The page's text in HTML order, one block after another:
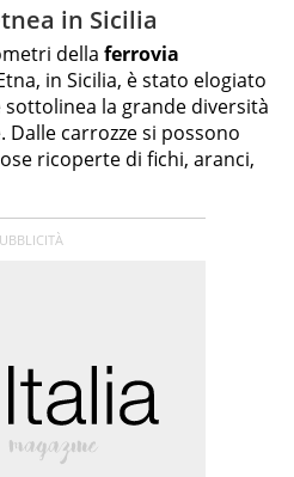
in Sicilia
della ferrovia
in Sicilia, è stato elogiato
la grande diversità
Dalle carrozze si possono
ricoperte di fichi, aranci,